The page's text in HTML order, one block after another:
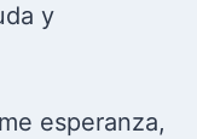
y
esperanza,